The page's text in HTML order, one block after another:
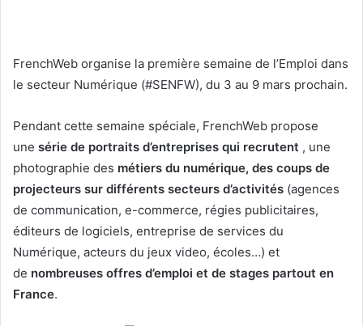
FrenchWeb organise la première semaine de l’Emploi dans
le secteur Numérique (#SENFW), du 3 au 9 mars prochain.
Pendant cette semaine spéciale, FrenchWeb propose
une série de portraits d’entreprises qui recrutent , une
photographie des métiers du numérique, des coups de
projecteurs sur différents secteurs d’activités (agences
de communication, e-commerce, régies publicitaires,
éditeurs de logiciels, entreprise de services du
Numérique, acteurs du jeux video, écoles…) et
de nombreuses offres d’emploi et de stages partout en
France.